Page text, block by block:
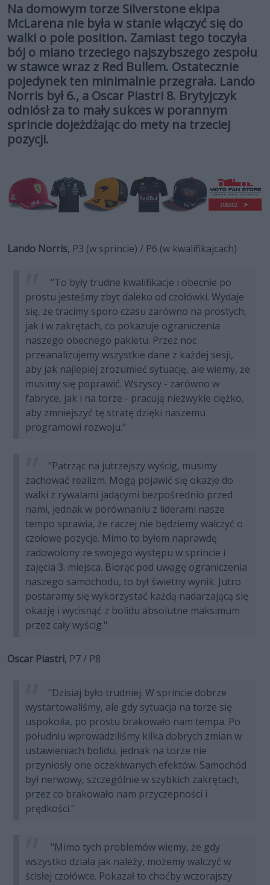
Na domowym torze Silverstone ekipa
McLarena nie była w stanie włączyć się do
walki o pole position. Zamiast tego toczyła
bój o miano trzeciego najszybszego zespołu
w stawce wraz z Red Bullem. Ostatecznie
pojedynek ten minimalnie przegrała. Lando
Norris był 6., a Oscar Piastri 8. Brytyjczyk
odniósł za to mały sukces w porannym
sprincie dojeżdżając do mety na trzeciej
pozycji.
Lando Norris, P3 (w sprincie) / P6 (w kwalifikajcach)
"To były trudne kwalifikacje i obecnie po
prostu jesteśmy zbyt daleko od czołówki. Wydaje
się, że tracimy sporo czasu zarówno na prostych,
jak i w zakrętach, co pokazuje ograniczenia
naszego obecnego pakietu. Przez noc
przeanalizujemy wszystkie dane z każdej sesji,
aby jak najlepiej zrozumieć sytuację, ale wiemy, że
musimy się poprawić. Wszyscy - zarówno w
fabryce, jak i na torze - pracują niezwykle ciężko,
aby zmniejszyć tę stratę dzięki naszemu
programowi rozwoju."
"Patrząc na jutrzejszy wyścig, musimy
zachować realizm. Mogą pojawić się okazje do
walki z rywalami jadącymi bezpośrednio przed
nami, jednak w porównaniu z liderami nasze
tempo sprawia, że raczej nie będziemy walczyć o
czołowe pozycje. Mimo to byłem naprawdę
zadowolony ze swojego występu w sprincie i
zajęcia 3. miejsca. Biorąc pod uwagę ograniczenia
naszego samochodu, to był świetny wynik. Jutro
postaramy się wykorzystać każdą nadarzającą się
okazję i wycisnąć z bolidu absolutne maksimum
przez cały wyścig."
Oscar Piastri, P7 / P8
"Dzisiaj było trudniej. W sprincie dobrze
wystartowaliśmy, ale gdy sytuacja na torze się
uspokoiła, po prostu brakowało nam tempa. Po
południu wprowadziliśmy kilka dobrych zmian w
ustawieniach bolidu, jednak na torze nie
przyniosły one oczekiwanych efektów. Samochód
był nerwowy, szczególnie w szybkich zakrętach,
przez co brakowało nam przyczepności i
prędkości."
"Mimo tych problemów wiemy, że gdy
wszystko działa jak należy, możemy walczyć w
ścisłej czołówce. Pokazał to choćby wczorajszy